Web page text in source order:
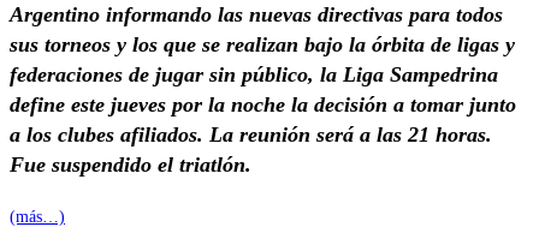
Argentino informando las nuevas directivas para todos
sus torneos y los que se realizan bajo la órbita de ligas y
federaciones de jugar sin público, la Liga Sampedrina
define este jueves por la noche la decisión a tomar junto
a los clubes afiliados. La reunión será a las 21 horas.
Fue suspendido el triatlón.
(más…)